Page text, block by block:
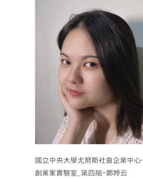
國立中央大學尤努斯社會企業中
創業家實驗室_第四組-鄭婷云